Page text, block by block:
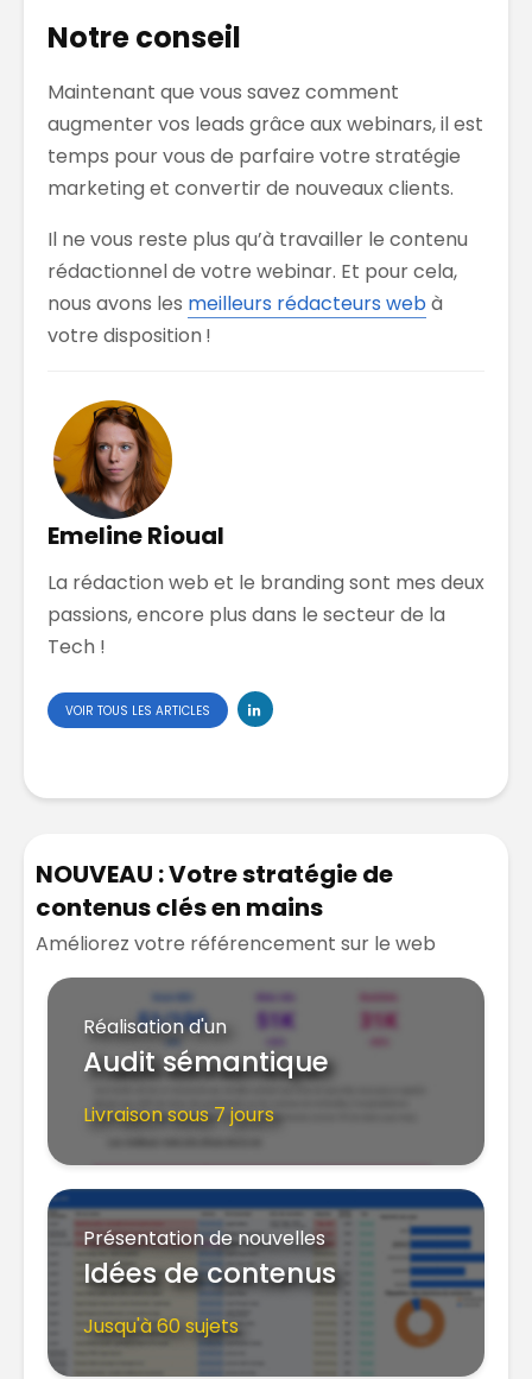
Notre conseil
Maintenant que vous savez comment
augmenter vos leads grâce aux webinars, il est
temps pour vous de parfaire votre stratégie
marketing et convertir de nouveaux clients.
Il ne vous reste plus qu’à travailler le contenu
rédactionnel de votre webinar. Et pour cela,
nous avons les meilleurs rédacteurs webà
votre disposition !
Emeline Rioual
La rédaction web et le branding sont mes deux
passions, encore plus dans le secteur de la
Tech !
VOIR TOUS LES ARTICLES
NOUVEAU : Votre stratégie de
contenus clés en mains
Améliorez votre référencement sur le web
Réalisation d'un
Audit sémantique
Livraison sous 7 jours
Présentation de nouvelles
Idées de contenus
Jusqu'à 60 sujets